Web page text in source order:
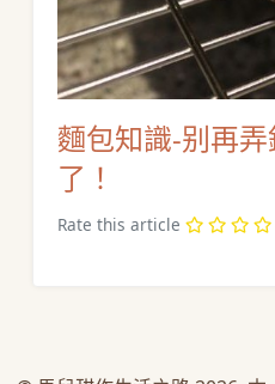
麵包知識-别再
了！
Rate this article